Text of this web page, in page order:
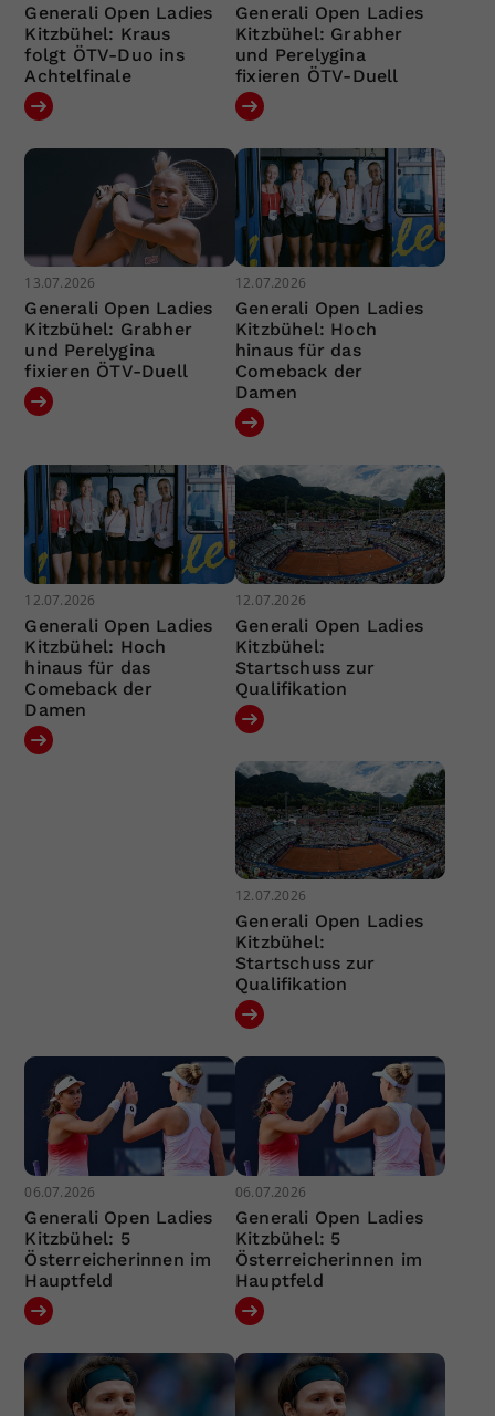
Generali Open Ladies
Kitzbühel: Kraus
folgt ÖTV-Duo ins
Achtelfinale
Generali Open Ladies
Kitzbühel: Grabher
und Perelygina
fixieren ÖTV-Duell
13.07.2026
Generali Open Ladies
Kitzbühel: Grabher
und Perelygina
fixieren ÖTV-Duell
12.07.2026
Generali Open Ladies
Kitzbühel: Hoch
hinaus für das
Comeback der
Damen
12.07.2026
Generali Open Ladies
Kitzbühel: Hoch
hinaus für das
Comeback der
Damen
12.07.2026
Generali Open Ladies
Kitzbühel:
Startschuss zur
Qualifikation
12.07.2026
Generali Open Ladies
Kitzbühel:
Startschuss zur
Qualifikation
06.07.2026
Generali Open Ladies
Kitzbühel: 5
Österreicherinnen im
Hauptfeld
06.07.2026
Generali Open Ladies
Kitzbühel: 5
Österreicherinnen im
Hauptfeld